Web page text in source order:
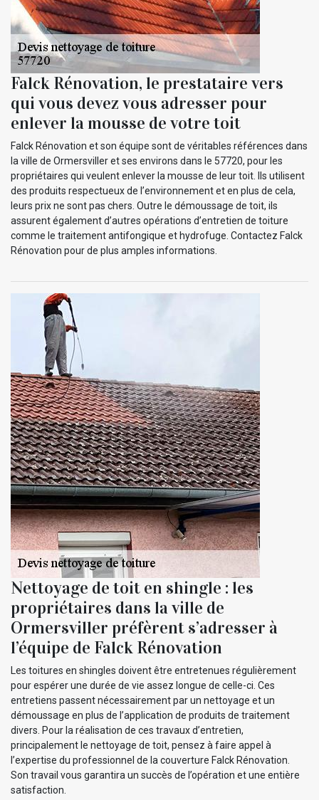
Falck Rénovation, le prestataire vers
qui vous devez vous adresser pour
enlever la mousse de votre toit
Falck Rénovation et son équipe sont de véritables références dans
la ville de Ormersviller et ses environs dans le 57720, pour les
propriétaires qui veulent enlever la mousse de leur toit. Ils utilisent
des produits respectueux de l’environnement et en plus de cela,
leurs prix ne sont pas chers. Outre le démoussage de toit, ils
assurent également d’autres opérations d’entretien de toiture
comme le traitement antifongique et hydrofuge. Contactez Falck
Rénovation pour de plus amples informations.
Nettoyage de toit en shingle : les
propriétaires dans la ville de
Ormersviller préfèrent s’adresser à
l’équipe de Falck Rénovation
Les toitures en shingles doivent être entretenues régulièrement
pour espérer une durée de vie assez longue de celle-ci. Ces
entretiens passent nécessairement par un nettoyage et un
démoussage en plus de l’application de produits de traitement
divers. Pour la réalisation de ces travaux d’entretien,
principalement le nettoyage de toit, pensez à faire appel à
l’expertise du professionnel de la couverture Falck Rénovation.
Son travail vous garantira un succès de l’opération et une entière
satisfaction.